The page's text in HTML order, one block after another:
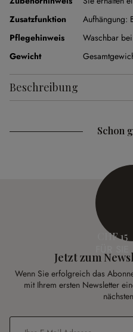
Zusatzfunktion
Aufhängung:
Pflegehinweis
Waschbar
Gewicht
Beschreibung
Schon
CHF 15
Jetzt zum
Wenn Sie erfolgreich das
mit Ihrem ersten Newsletter
E-Mail-Adresse